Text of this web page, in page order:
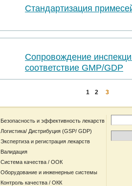
Стандартизация
Сопровождение
соответствие GMP/GDP
1 2 3
Безопасность и эффективность лекарств
Логистика/ Дистрибуция (GSP/ GDP)
Экспертиза и регистрация лекарств
Валидация
Система качества / ООК
Оборудование и инженерные системы
Контроль качества / ОКК